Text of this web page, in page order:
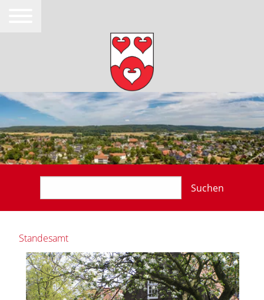
Suchen
Standesamt